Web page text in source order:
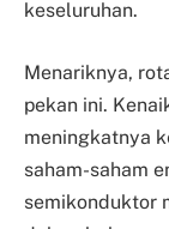
keseluruhan.
Menariknya,
pekan ini.
meningkatnya
saham-saham
semikonduktor